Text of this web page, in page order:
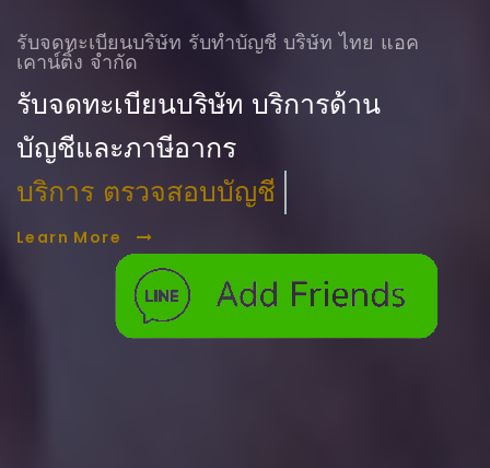
รับจดทะเบียนบริษัท รับทําบัญชี บริษัท ไทย แอค
เคาน์ติ้ง จำกัด
รับจดทะเบียนบริษัท บริการด้าน
บัญชีและภาษีอากร
บริการ ตรวจสอบบัญชี
Learn More